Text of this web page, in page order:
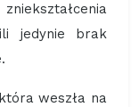
jedynie brak
weszła na